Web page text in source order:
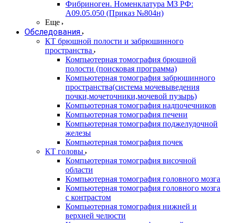
Фибриноген. Номенклатура МЗ РФ:
A09.05.050 (Приказ №804н)
Еще
Обследования
КТ брюшной полости и забрюшинного
пространства
Компьютерная томография брюшной
полости (поисковая программа)
Компьютерная томография забрюшинного
пространства(система мочевыведения
почки,мочеточники,мочевой пузырь)
Компьютерная томография надпочечников
Компьютерная томография печени
Компьютерная томография поджелудочной
железы
Компьютерная томография почек
КТ головы
Компьютерная томография височной
области
Компьютерная томография головного мозга
Компьютерная томография головного мозга
с контрастом
Компьютерная томография нижней и
верхней челюсти